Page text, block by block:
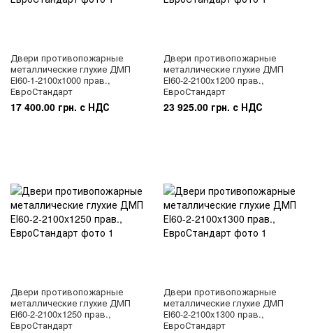
Двери противопожарные
металлические глухие ДМП
ЕІ60-1-2100х1000 прав.,
ЕвроСтандарт
17 400.00 грн. с НДС
Двери противопожарные
металлические глухие ДМП
ЕІ60-2-2100x1200 прав.,
ЕвроСтандарт
23 925.00 грн. с НДС
Двери противопожарные
металлические глухие ДМП
ЕІ60-2-2100x1250 прав.,
ЕвроСтандарт
Двери противопожарные
металлические глухие ДМП
ЕІ60-2-2100x1300 прав.,
ЕвроСтандарт